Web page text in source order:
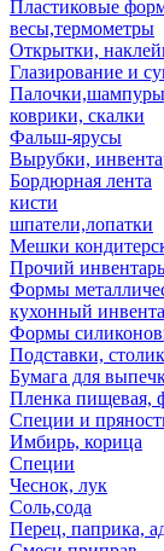
Пластиковые
весы,термометры
Открытки,
Глазирование и
коврики, скалки
Фальш-ярусы
Вырубки,
Бордюрная лента
кисти
шпатели,лопатки
Мешки
Прочий инвентарь
Формы
кухонный
Формы
Подставки,
Бумага для
Пленка пищевая,
Специи и
Имбирь, корица
Специи
Чеснок, лук
Соль,сода
Перец, паприка,